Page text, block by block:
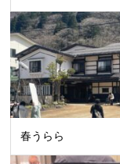
春うらら